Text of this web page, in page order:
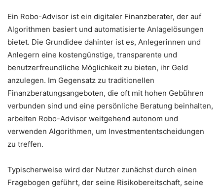
Ein Robo-Advisor ist ein digitaler Finanzberater, der auf
Algorithmen basiert und automatisierte Anlagelösungen
bietet. Die Grundidee dahinter ist es, Anlegerinnen und
Anlegern eine kostengünstige, transparente und
benutzerfreundliche Möglichkeit zu bieten, ihr Geld
anzulegen. Im Gegensatz zu traditionellen
Finanzberatungsangeboten, die oft mit hohen Gebühren
verbunden sind und eine persönliche Beratung beinhalten,
arbeiten Robo-Advisor weitgehend autonom und
verwenden Algorithmen, um Investmententscheidungen
zu treffen.
Typischerweise wird der Nutzer zunächst durch einen
Fragebogen geführt, der seine Risikobereitschaft, seine